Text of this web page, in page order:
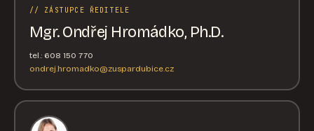
// ZÁSTUPCE ŘEDITELE
Mgr. Ondřej Hromádko, Ph.D.
tel.: 608 150 770
ondrej.hromadko@zuspardubice.cz